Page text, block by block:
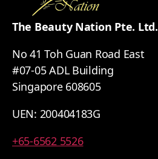
The Beauty Nation Pte. Ltd.
No 41 Toh Guan Road East
#07-05 ADL Building
Singapore 608605
UEN: 200404183G
+65-6562 5526